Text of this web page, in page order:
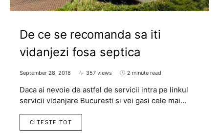
De ce se recomanda sa iti
vidanjezi fosa septica
September 28, 2018 357 views 2 minute read
Daca ai nevoie de astfel de servicii intra pe linkul
servicii vidanjare Bucuresti si vei gasi cele mai…
CITESTE TOT